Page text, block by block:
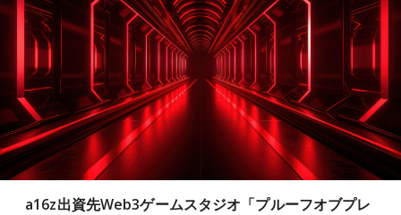
a16z出資先Web3ゲームスタジオ「プルーフオブプレ